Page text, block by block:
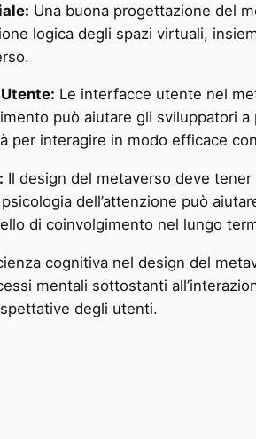
Una buona progettazione del
logica degli spazi virtuali,
Le interfacce utente nel
può aiutare gli
per interagire in modo efficace
Il design del metaverso deve
dell’attenzione può
di coinvolgimento nel lungo
cognitiva nel design del
mentali sottostanti
degli utenti.